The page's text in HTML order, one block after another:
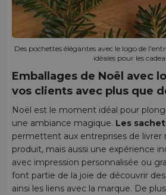
Des pochettes élégantes avec le logo de
idéales pour les
Emballages de Noël avec
vos clients avec plus que
Noël est le moment idéal pour
une ambiance magique. Les
permettent aux entreprises de livrer
produit, mais aussi une expérience
avec impression personnalisée ou
font partie de la joie de découvrir
ainsi les liens avec la marque. De